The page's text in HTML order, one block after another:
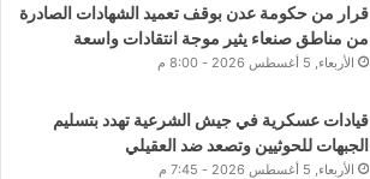
قرار من حكومة عدن بوقف تعميد الشهادات الصادرة
من مناطق صنعاء يثير موجة انتقادات واسعة
الأربعاء, 5 أغسطس 2026 - 8:00 م
قيادات عسكرية في جيش الشرعية تهدد بتسليم
الجبهات للحوثيين وتصعد ضد العقيلي
الأربعاء, 5 أغسطس 2026 - 7:45 م